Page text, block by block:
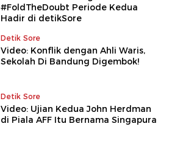
#FoldTheDoubt Periode Kedua
Hadir di detikSore
Detik Sore
Video: Konflik dengan Ahli Waris,
Sekolah Di Bandung Digembok!
Detik Sore
Video: Ujian Kedua John Herdman
di Piala AFF Itu Bernama Singapura